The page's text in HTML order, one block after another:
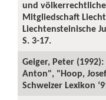
und
Mitgliedschaft
Liechtensteinische
S. 3-17.
Geiger, Peter
Anton", "Hoop,
Schweizer Lexikon